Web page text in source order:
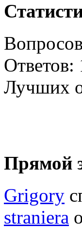
Ответов:
Лучших
Прямой
Grigory
straniera